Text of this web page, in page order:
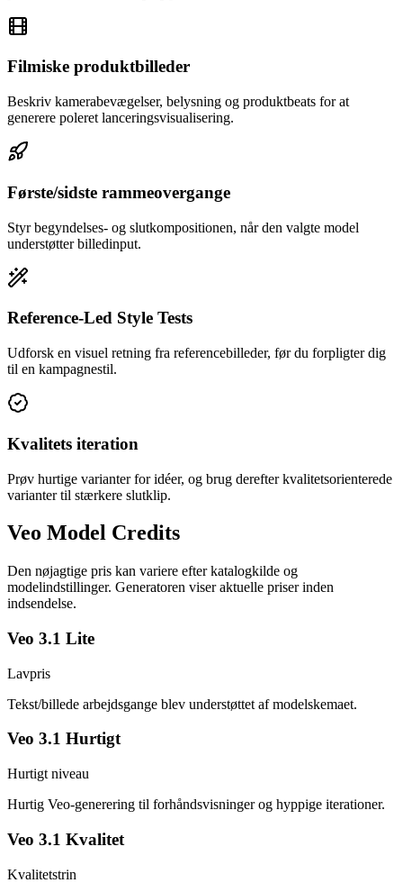
Filmiske produktbilleder
Beskriv kamerabevægelser, belysning og produktbeats for at
generere poleret lanceringsvisualisering.
Første/sidste rammeovergange
Styr begyndelses- og slutkompositionen, når den valgte model
understøtter billedinput.
Reference-Led Style Tests
Udforsk en visuel retning fra referencebilleder, før du forpligter dig
til en kampagnestil.
Kvalitets iteration
Prøv hurtige varianter for idéer, og brug derefter kvalitetsorienterede
varianter til stærkere slutklip.
Veo Model Credits
Den nøjagtige pris kan variere efter katalogkilde og
modelindstillinger. Generatoren viser aktuelle priser inden
indsendelse.
Veo 3.1 Lite
Lavpris
Tekst/billede arbejdsgange blev understøttet af modelskemaet.
Veo 3.1 Hurtigt
Hurtigt niveau
Hurtig Veo-generering til forhåndsvisninger og hyppige iterationer.
Veo 3.1 Kvalitet
Kvalitetstrin